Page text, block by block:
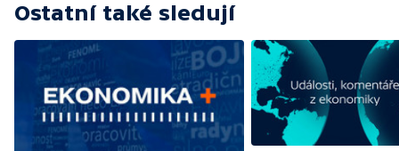
Ostatní také sledují